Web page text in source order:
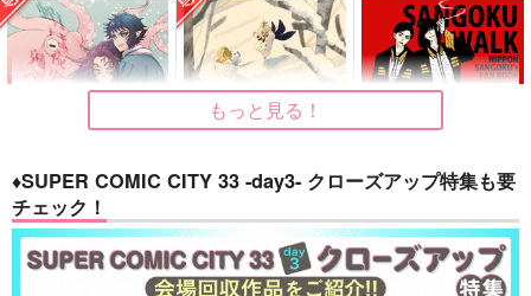
蛸は夜更け過ぎに鬼へ
と変わるだろう
厳冬が来る前に
酒ともちもち
SANGOKU WALK
オクトバサンド
もっと見る！
♦SUPER COMIC CITY 33 -day3- クローズアップ特集も要
チェック！